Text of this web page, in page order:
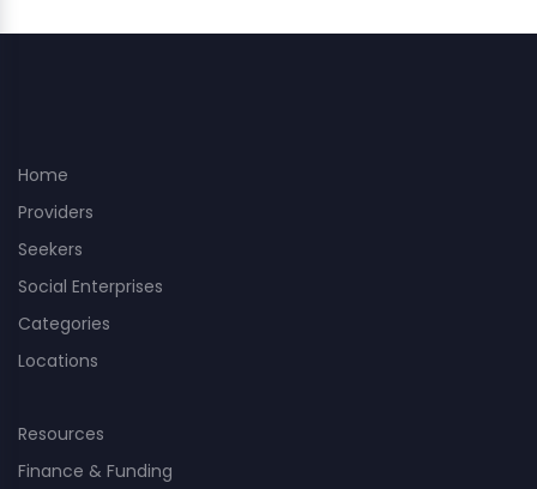
Home
Providers
Seekers
Social Enterprises
Categories
Locations
Resources
Finance & Funding